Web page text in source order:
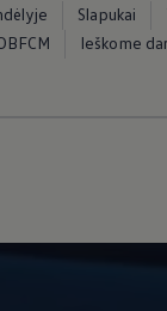
Slapukai
Ieškome